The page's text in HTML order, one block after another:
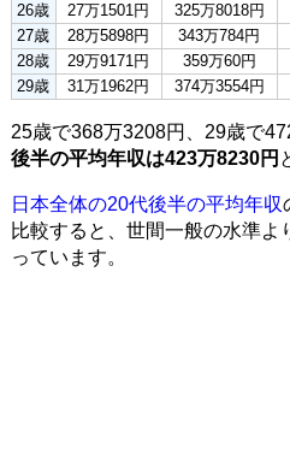
26歳
27万1501円 325万8018円
27歳
28万5898円 343万784円
28歳
29万9171円 359万60円
29歳
31万1962円 374万3554円
25歳で368万3208円、29歳で
後半の平均年収は423万8230円
日本全体の20代後半の平均年収
比較すると、世間一般の水準よ
っています。